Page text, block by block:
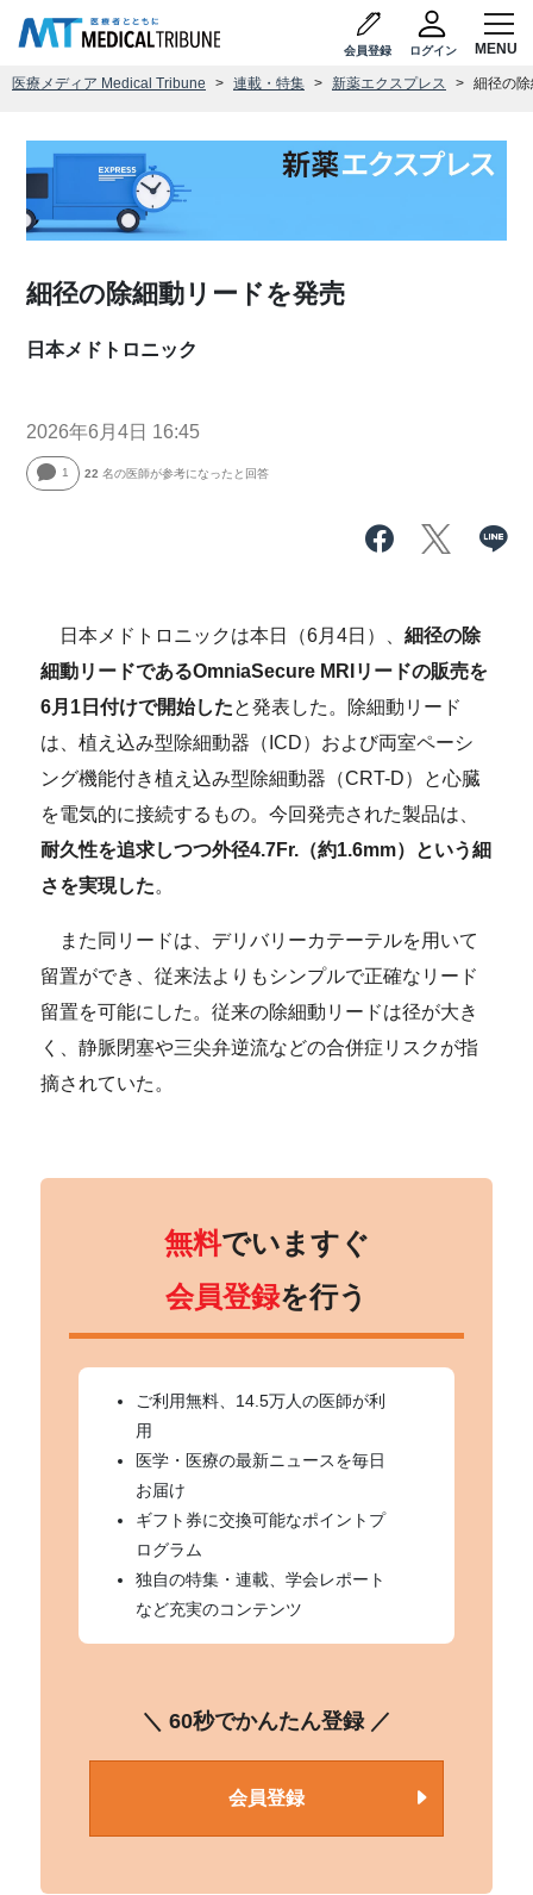
会員登録 ログイン
医療メディア Medical Tribune 連載・特集 新薬エクスプレス 細径の
細径の除細動リードを発売
日本メドトロニック
2026年6月4日 16:45
1 22 名の医師が参考になったと回答
日本メドトロニックは本日（6月4日）、細径の除
細動リードであるOmniaSecure MRIリードの販売を
6月1日付けで開始したと発表した。除細動リード
は、植え込み型除細動器（ICD）および両室ペーシ
ング機能付き植え込み型除細動器（CRT-D）と心臓
を電気的に接続するもの。今回発売された製品は、
耐久性を追求しつつ外径4.7Fr.（約1.6mm）という細
さを実現した。
また同リードは、デリバリーカテーテルを用いて
留置ができ、従来法よりもシンプルで正確なリード
留置を可能にした。従来の除細動リードは径が大き
く、静脈閉塞や三尖弁逆流などの合併症リスクが指
摘されていた。
無料でいますぐ
会員登録を行う
ご利用無料、14.5万人の医師が利
用
医学・医療の最新ニュースを毎日
お届け
ギフト券に交換可能なポイントプ
ログラム
独自の特集・連載、学会レポート
など充実のコンテンツ
＼ 60秒でかんたん登録 ／
会員登録